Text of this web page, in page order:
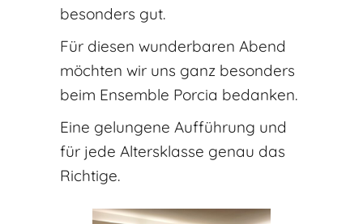
besonders gut.
Für diesen wunderbaren Abend
möchten wir uns ganz besonders
beim Ensemble Porcia bedanken.
Eine gelungene Aufführung und
für jede Altersklasse genau das
Richtige.